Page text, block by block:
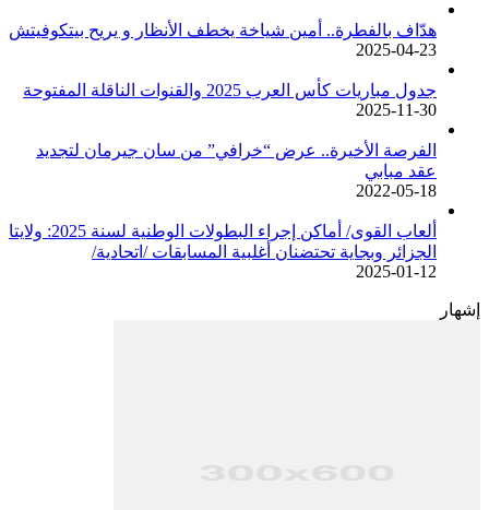
هدّاف بالفطرة.. أمين شياخة يخطف الأنظار و يريح بيتكوفيتش
2025-04-23
جدول مباريات كأس العرب 2025 والقنوات الناقلة المفتوحة
2025-11-30
الفرصة الأخيرة.. عرض “خرافي” من سان جيرمان لتجديد
عقد مبابي
2022-05-18
ألعاب القوى/ أماكن إجراء البطولات الوطنية لسنة 2025: ولايتا
الجزائر وبجاية تحتضنان أغلبية المسابقات /اتحادية/
2025-01-12
إشهار